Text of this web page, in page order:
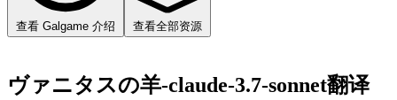
查看 Galgame 介绍 查看全部资源
ヴァニタスの羊-claude-3.7-sonnet翻译